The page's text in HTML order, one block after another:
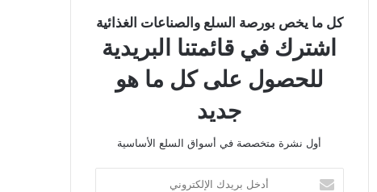
كل ما يخص بورصة السلع والصناعات الغذائية
اشترك في قائمتنا البريدية
للحصول على كل ما هو
جديد
أول نشرة متخصصة في أسواق السلع الأساسية